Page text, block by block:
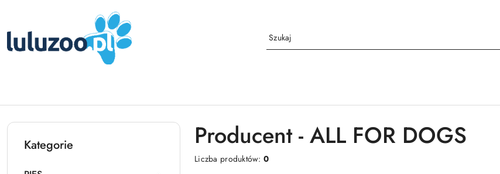
Przejdź do treści głównej
Przejdź do wyszukiwarki
Przejdź do moje konto
Przejdź do menu głównego
Przejdź do stopki
Kategorie Producent - ALL FOR DOGS
Liczba produktów:0